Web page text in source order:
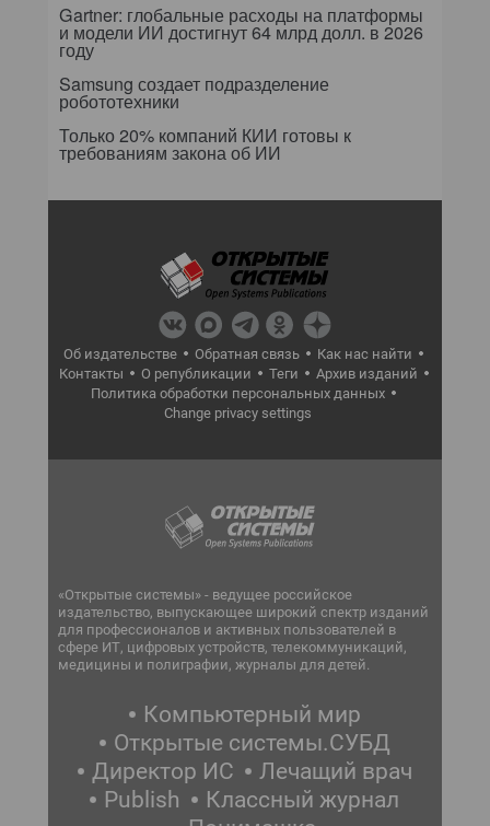
Gartner: глобальные расходы на платформы
и модели ИИ достигнут 64 млрд долл. в 2026
году
Samsung создает подразделение
робототехники
Только 20% компаний КИИ готовы к
требованиям закона об ИИ
Об издательстве Обратная связь
Как нас найти
Контакты
О републикации Теги
Архив изданий
Политика обработки персональных данных
Change privacy settings
«Открытые системы» - ведущее российское
издательство, выпускающее широкий спектр изданий
для профессионалов и активных пользователей в
сфере ИТ, цифровых устройств, телекоммуникаций,
медицины и полиграфии, журналы для детей.
Компьютерный мир
Открытые системы.СУБД
Директор ИС
Лечащий врач
Publish
Классный журнал